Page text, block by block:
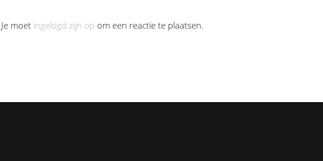
Je moet ingelogd zijn op om een reactie te plaatsen.